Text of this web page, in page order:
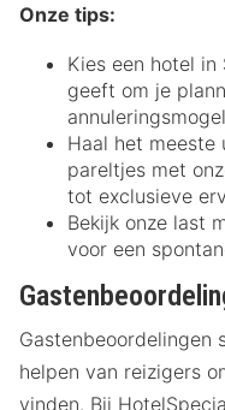
Onze tips:
Kies een hotel
geeft om je
Haal het meeste
pareltjes met
tot exclusieve
Bekijk onze last
voor een
Gastenbeoordelingen
helpen van reizigers
vinden. Bij